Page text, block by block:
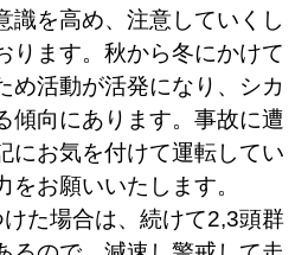
識を高め、注意していくし
ります。秋から冬にかけて
め活動が活発になり、シカ
傾向にあります。事故に遭
にお気を付けて運転してい
お願いいたします。
けた場合は、続けて2,3頭群